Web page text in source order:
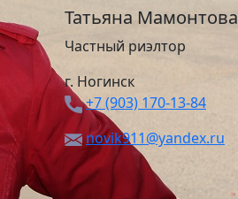
Татьяна Мамонтова
Частный риэлтор
г. Ногинск
+7 (903) 170-13-84
novik911@yandex.ru